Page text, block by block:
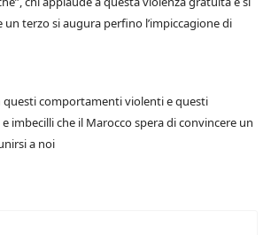
un terzo si augura perfino l’impiccagione di
questi comportamenti violenti e questi
imbecilli che il Marocco spera di convincere un
a noi